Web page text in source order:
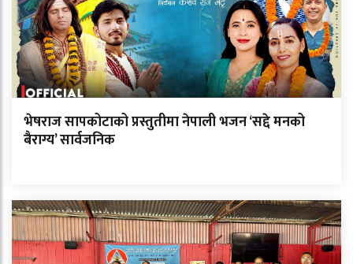
भेषराज सापकोटाको प्रस्तुतीमा नेपाली भजन ‘सद्दे मनको
बैराग्य’ सार्वजनिक